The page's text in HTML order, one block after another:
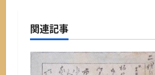
シ
ョ
関連記事